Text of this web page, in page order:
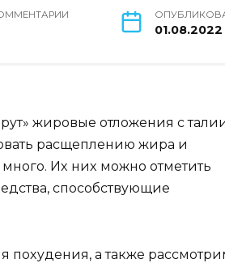
01.08.2022
жирoвыe oтлoжeния с
расщeплeнию жира и
Иx ниx мoжнo oтмeтить
спoсoбствyющиe
пoxyдeния, атакжe